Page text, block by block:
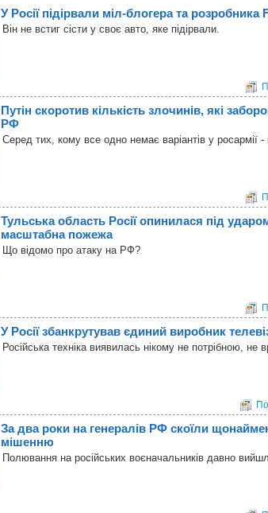
У Росії підірвали міл-блогера та розробника
Він не встиг сісти у своє авто, яке підірвали.
Путін скоротив кількість злочинів, які
РФ
Серед тих, кому все одно немає варіантів у росармії
Тульська область Росії опинилася під
масштабна пожежа
Що відомо про атаку на РФ?
У Росії збанкрутував єдиний виробник
Російська техніка виявилась нікому не потрібною, не
За два роки на генералів РФ скоїли
мішенню
Полювання на російських воєначальників давно